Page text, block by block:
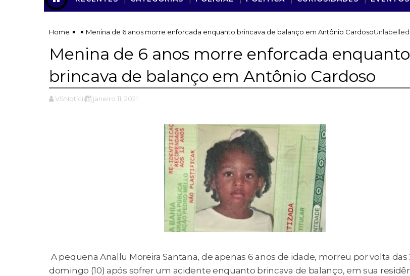
Home Unlabelled
Menina de 6 anos morre enforcada enquanto brincava de balanço em Antônio Cardoso
Menina de 6 anos morre enforcada enquanto
brincava de balanço em Antônio Cardoso
VSNotícias janeiro 11, 2021
A pequena Anallu Moreira Santana, de apenas 6 anos de idade, morreu por volta das
domingo (10) após sofrer um acidente enquanto brincava de balanço, em sua